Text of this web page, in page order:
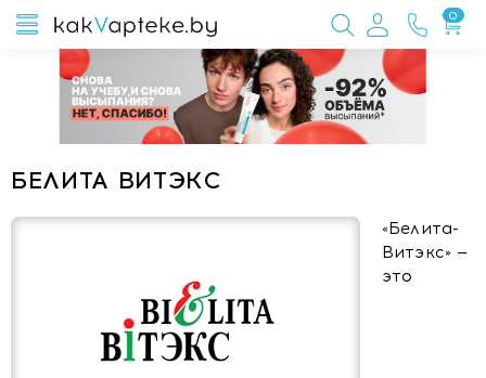
0
БЕЛИТА ВИТЭКС
«Белита-
Витэкс» —
это